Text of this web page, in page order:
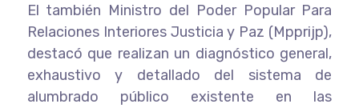
El también Ministro del Poder Popular Para
Relaciones Interiores Justicia y Paz (Mpprijp),
destacó que realizan un diagnóstico general,
exhaustivo y detallado del sistema de
alumbrado público existente en las